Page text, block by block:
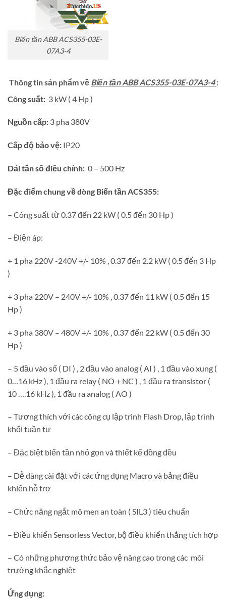
Biến tần ABB ACS355-03E-
07A3-4
Thông tin sản phẩm về Biến tần ABB ACS355-03E-07A3-4:
Công suất: 3 kW ( 4 Hp )
Nguồn cấp: 3 pha 380V
Cấp độ bảo vệ: IP20
Dải tần số điều chỉnh: 0 – 500 Hz
Đặc điểm chung về dòng Biến tần ACS355:
– Công suất từ 0.37 đến 22 kW ( 0.5 đến 30 Hp )
– Điện áp:
+ 1 pha 220V -240V +/- 10% , 0.37 đến 2.2 kW ( 0.5 đến 3 Hp
)
+ 3 pha 220V – 240V +/- 10% , 0.37 đến 11 kW ( 0.5 đến 15
Hp )
+ 3 pha 380V – 480V +/- 10% , 0.37 đến 22 kW ( 0.5 đến 30
Hp )
– 5 đầu vào số ( DI ) , 2 đầu vào analog ( AI ) , 1 đầu vào xung (
0…16 kHz ), 1 đầu ra relay ( NO + NC ) , 1 đầu ra transistor (
10 ….16 kHz ), 1 đầu ra analog ( AO )
– Tương thích với các công cụ lập trình Flash Drop, lập trình
khối tuần tự
– Đặc biệt biến tần nhỏ gọn và thiết kế đồng đều
– Dễ dàng cài đặt với các ứng dụng Macro và bảng điều
khiển hỗ trợ
– Chức năng ngắt mô men an toàn ( SIL3 ) tiêu chuẩn
– Điều khiển Sensorless Vector, bộ điều khiển thắng tích hợp
– Có những phương thức bảo vệ nâng cao trong các môi
trường khắc nghiệt
Ứng dụng: